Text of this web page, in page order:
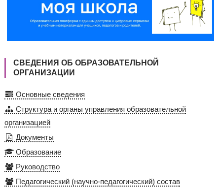
СВЕДЕНИЯ ОБ ОБРАЗОВАТЕЛЬНОЙ
ОРГАНИЗАЦИИ
Основные сведения
Структура и органы управления образовательной
организацией
Документы
Образование
Руководство
Педагогический (научно-педагогический) состав